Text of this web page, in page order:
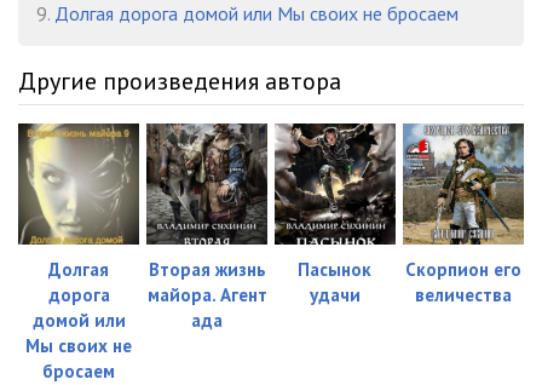
9. Долгая дорога домой или Мы своих не бросаем
Другие произведения автора
Долгая
дорога
домой или
Мы своих не
бросаем
Вторая жизнь
майора. Агент
ада
Пасынок
удачи
Скорпион его
величества